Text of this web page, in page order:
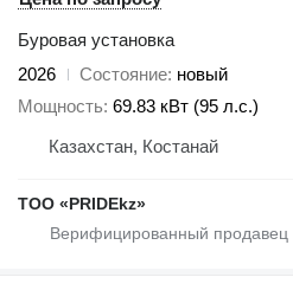
Буровая установка
2026
Состояние новый
Мощность 69.83 кВт (95 л.с.)
Казахстан, Костанай
ТОО «PRIDEkz»